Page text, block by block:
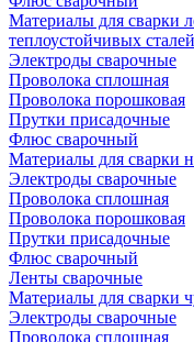
Материалы для сварки
теплоустойчивых сталей
Электроды сварочные
Проволока сплошная
Проволока порошковая
Прутки присадочные
Флюс сварочный
Материалы для сварки
Электроды сварочные
Проволока сплошная
Проволока порошковая
Прутки присадочные
Флюс сварочный
Ленты сварочные
Материалы для сварки
Электроды сварочные
Проволока сплошная